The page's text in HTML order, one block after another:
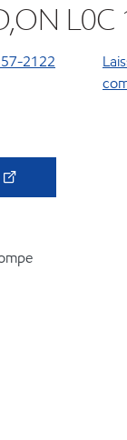
L0C
2122